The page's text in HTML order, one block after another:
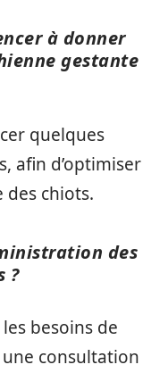
à donner
gestante
quelques
afin d’optimiser
des chiots.
des
?
besoins de
consultation